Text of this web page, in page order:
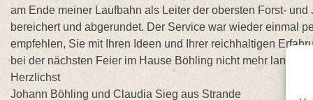
am Ende meiner Laufbahn als Leiter der obersten Forst-
bereichert und abgerundet. Der Service war wieder einmal
empfehlen, Sie mit Ihren Ideen und Ihrer reichhaltigen
bei der nächsten Feier im Hause Böhling nicht mehr lange
Herzlichst
Johann Böhling und Claudia Sieg aus Strande